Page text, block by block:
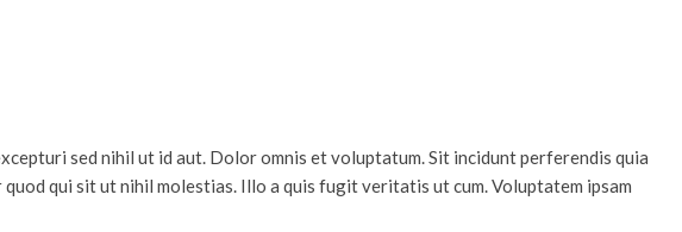
sed nihil ut id aut. Dolor omnis et voluptatum. Sit incidunt perferendis quia
qui sit ut nihil molestias. Illo a quis fugit veritatis ut cum. Voluptatem ipsam